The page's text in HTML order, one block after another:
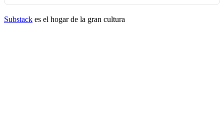
Substack es el hogar de la gran cultura